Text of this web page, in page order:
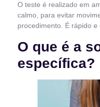
O teste é realizado em
calmo, para evitar
procedimento. É rápido
O que é a
específica?